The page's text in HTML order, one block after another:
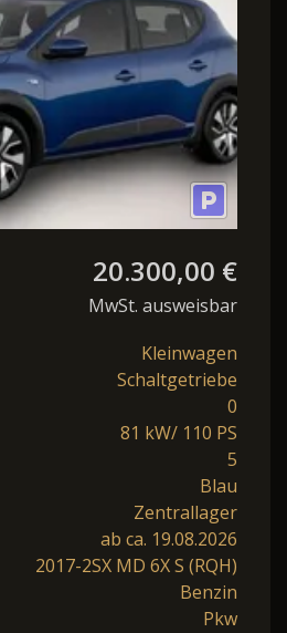
20.300,00 €
MwSt. ausweisbar
Kleinwagen
Schaltgetriebe
0
81 kW/ 110 PS
5
Blau
Zentrallager
ab ca. 19.08.2026
2017-2SX MD 6X S (RQH)
Benzin
Pkw